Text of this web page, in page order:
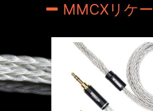
MMCXリケ